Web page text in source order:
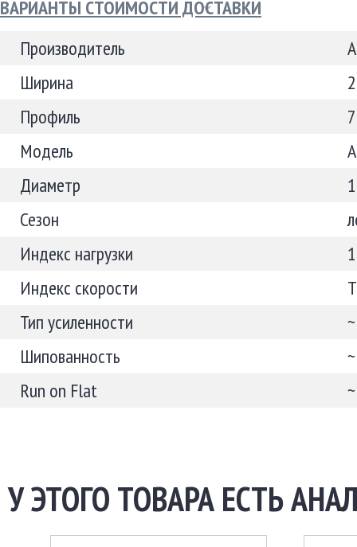
ВАРИАНТЫ СТОИМОСТИ ДОСТАВКИ
Производитель
Ширина
Профиль
Модель
Диаметр
Сезон
Индекс нагрузки
Индекс скорости
T
Тип усиленности
~
Шипованность
~
Run on Flat
~
У ЭТОГО ТОВАРА ЕСТЬ